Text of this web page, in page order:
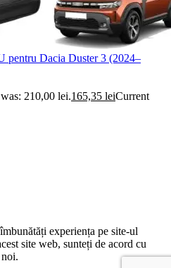
pentru Dacia Duster 3 (2024–
210,00 lei.165,35 leiCurrent
experiența pe site-ul
site web, sunteți de acord cu